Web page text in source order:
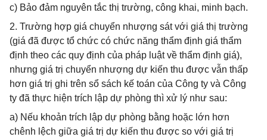
c) Bảo đảm nguyên tắc thị trường, công khai, minh bạch.
2. Trường hợp giá chuyển nhượng sát với giá thị trường
(giá đã được tổ chức có chức năng thẩm định giá thẩm
định theo các quy định của pháp luật về thẩm định giá),
nhưng giá trị chuyển nhượng dự kiến thu được vẫn thấp
hơn giá trị ghi trên sổ sách kế toán của Công ty và Công
ty đã thực hiện trích lập dự phòng thì xử lý như sau:
a) Nếu khoản trích lập dự phòng bằng hoặc lớn hơn
chênh lệch giữa giá trị dự kiến thu được so với giá trị